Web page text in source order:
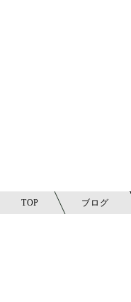
TOP ブログ